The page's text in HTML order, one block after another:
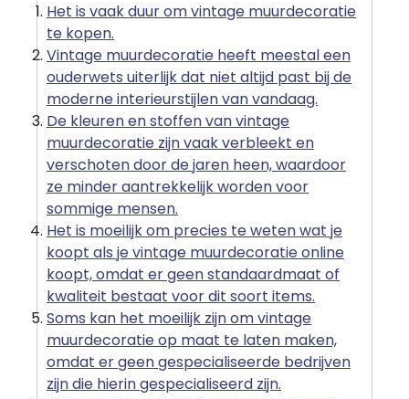
Het is vaak duur om vintage muurdecoratie
te kopen.
Vintage muurdecoratie heeft meestal een
ouderwets uiterlijk dat niet altijd past bij de
moderne interieurstijlen van vandaag.
De kleuren en stoffen van vintage
muurdecoratie zijn vaak verbleekt en
verschoten door de jaren heen, waardoor
ze minder aantrekkelijk worden voor
sommige mensen.
Het is moeilijk om precies te weten wat je
koopt als je vintage muurdecoratie online
koopt, omdat er geen standaardmaat of
kwaliteit bestaat voor dit soort items.
Soms kan het moeilijk zijn om vintage
muurdecoratie op maat te laten maken,
omdat er geen gespecialiseerde bedrijven
zijn die hierin gespecialiseerd zijn.